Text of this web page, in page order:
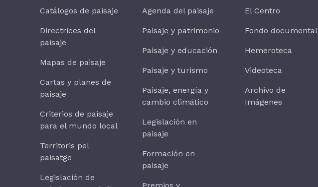
Catálogos de paisaje
Directrices del
paisaje
Mapas de paisaje
Cartas y planes de
paisaje
Criterios de paisaje
para el mundo local
Territoris pel
paisatge
Legislación de
Agenda del paisaje
Paisaje y patrimonio
Paisaje y educación
Paisaje y turismo
Paisaje, energía y
cambio climático
Legislación en
paisaje
Formación en
paisaje
El Centro
Fondo documental
Hemeroteca
Videoteca
Archivo de
Imágenes